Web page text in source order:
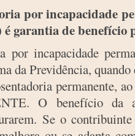
por incapacidade
garantia de benefício
por incapacidade
da Previdência,
permanente,
O benefício da
Se o